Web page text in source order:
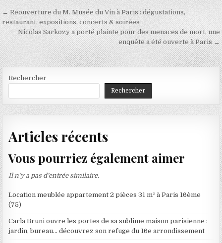
Navigation
de
l’article
← Réouverture du M. Musée du Vin à Paris : dégustations,
restaurant, expositions, concerts & soirées
Nicolas Sarkozy a porté plainte pour des menaces de mort, une
enquête a été ouverte à Paris →
Rechercher
Rechercher
Articles récents
Vous pourriez également aimer
Il n’y a pas d’entrée similaire.
Location meublée appartement 2 pièces 31 m² à Paris 16ème
(75)
Carla Bruni ouvre les portes de sa sublime maison parisienne :
jardin, bureau… découvrez son refuge du 16e arrondissement